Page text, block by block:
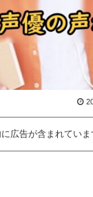
広告が含まれていま